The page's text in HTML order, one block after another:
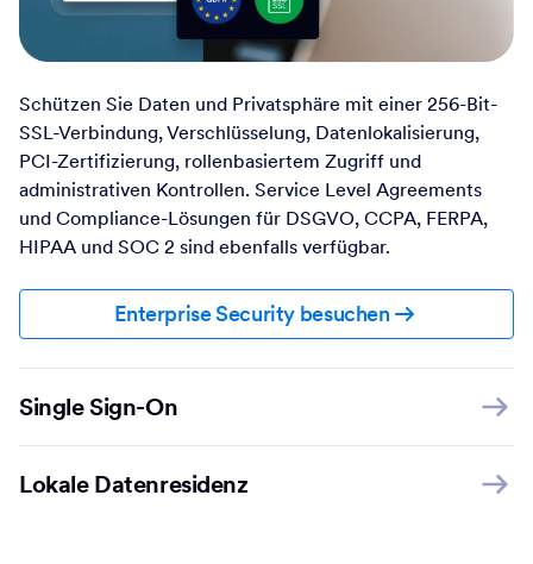
Schützen Sie Daten und Privatsphäre mit einer 256-Bit-
SSL-Verbindung, Verschlüsselung, Datenlokalisierung,
PCI-Zertifizierung, rollenbasiertem Zugriff und
administrativen Kontrollen. Service Level Agreements
und Compliance-Lösungen für DSGVO, CCPA, FERPA,
HIPAA und SOC 2 sind ebenfalls verfügbar.
Enterprise Security besuchen
Single Sign-On
Lokale Datenresidenz